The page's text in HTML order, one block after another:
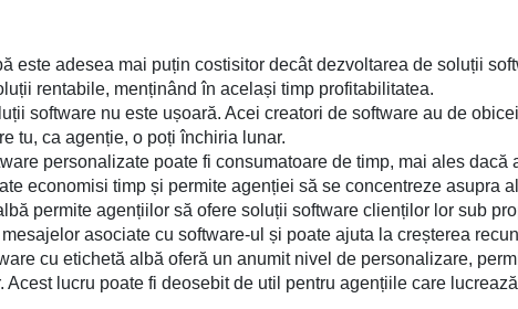
este adesea mai puțin costisitor decât dezvoltarea de soluții
rentabile, menținând în același timp profitabilitatea.
software nu este ușoară. Acei creatori de software au de
tu, ca agenție, o poți închiria lunar.
personalizate poate fi consumatoare de timp, mai ales
economisi timp și permite agenției să se concentreze asupra
permite agențiilor să ofere soluții software clienților lor sub
asociate cu software-ul și poate ajuta la creșterea
cu etichetă albă oferă un anumit nivel de personalizare,
lucru poate fi deosebit de util pentru agențiile care